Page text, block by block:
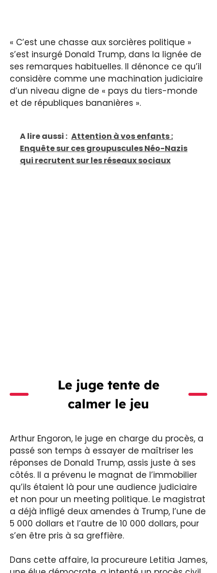
« C’est une chasse aux sorcières politique »
s’est insurgé Donald Trump, dans la lignée de
ses remarques habituelles. Il dénonce ce qu’il
considère comme une machination judiciaire
d’un niveau digne de « pays du tiers-monde
et de républiques bananières ».
A lire aussi : Attention à vos enfants :
Enquête sur ces groupuscules Néo-Nazis
qui recrutent sur les réseaux sociaux
Le juge tente de
calmer le jeu
Arthur Engoron, le juge en charge du procès, a
passé son temps à essayer de maîtriser les
réponses de Donald Trump, assis juste à ses
côtés. Il a prévenu le magnat de l’immobilier
qu’ils étaient là pour une audience judiciaire
et non pour un meeting politique. Le magistrat
a déjà infligé deux amendes à Trump, l’une de
5 000 dollars et l’autre de 10 000 dollars, pour
s’en être pris à sa greffière.
Dans cette affaire, la procureure Letitia James,